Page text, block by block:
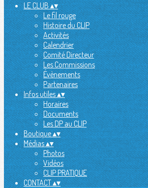
LE CLUB▴▾
Le fil rouge
Histoire du CLIP
Activités
Calendrier
Comité Directeur
Les Commissions
Évènements
Partenaires
Infos utiles▴▾
Horaires
Documents
Les DP au CLIP
Boutique▴▾
Médias▴▾
Photos
Vidéos
CLIP PRATIQUE
CONTACT▴▾